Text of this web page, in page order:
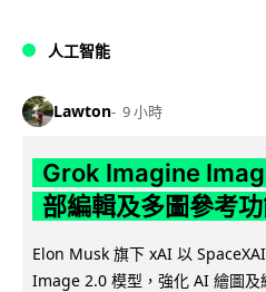
人工智能
Lawton 9 小時
Grok Imagine
部編輯及多圖參考
Elon Musk 旗下 xAI 以
Image 2.0 模型，強化 AI 繪圖及